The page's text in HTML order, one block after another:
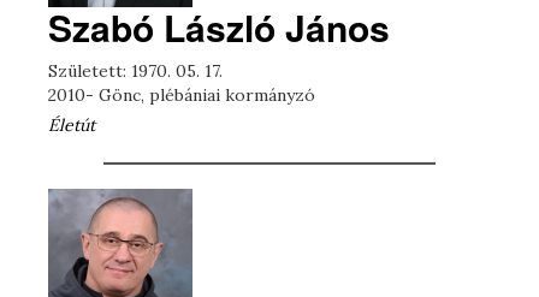
Szabó László János
Született: 1970. 05. 17.
2010- Gönc, plébániai kormányzó
Életút